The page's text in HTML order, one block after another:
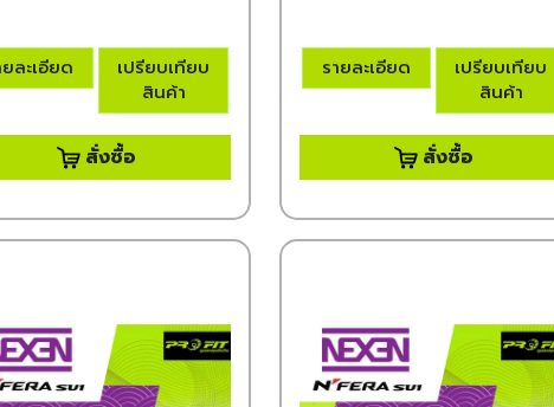
ยละเอียด
เปรียบเทียบ
สินค้า
สั่งซื้อ
รายละเอียด
เปรียบเทียบ
สินค้า
สั่งซื้อ